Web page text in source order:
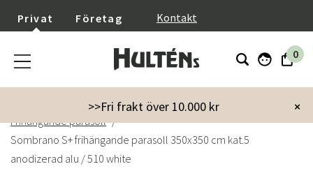
Privat Företag Kontakt
0
×
>>Fri frakt över 10.000 kr
Trädgård
Parasoll & Tillbehör
Frihängande parasoll
Sombrano S+ frihängande parasoll 350x350 cm kat.5
anodizerad alu / 510 white